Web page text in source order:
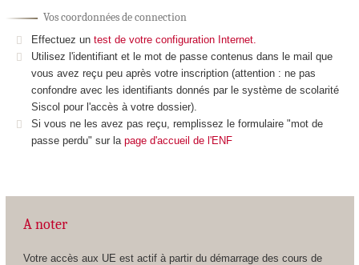
Vos coordonnées de connection
Effectuez un test de votre configuration Internet.
Utilisez l'identifiant et le mot de passe contenus dans le mail que
vous avez reçu peu après votre inscription (attention : ne pas
confondre avec les identifiants donnés par le système de scolarité
Siscol pour l'accès à votre dossier).
Si vous ne les avez pas reçu, remplissez le formulaire "mot de
passe perdu" sur la page d'accueil de l'ENF
A noter
Votre accès aux UE est actif à partir du démarrage des cours de